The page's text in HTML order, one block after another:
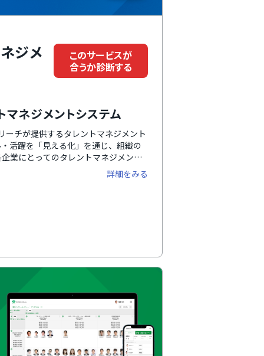
ジメ
このサービスが
合うか診断する
マネジメントシステム
ーチが提供するタレントマネジメント
活躍を「見える化」を通じ、組織の
業にとってのタレントマネジメント
。「社内版ビズリーチ」プランで
最適化できます。また、シリーズ連
詳細をみる